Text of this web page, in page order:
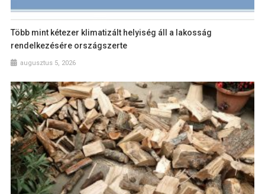
Több mint kétezer klimatizált helyiség áll a lakosság
rendelkezésére országszerte
augusztus 5, 2026